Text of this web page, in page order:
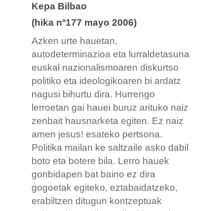
Kepa Bilbao
(hika nº177 mayo 2006)
Azken urte hauetan,
autodeterminazioa eta lurraldetasuna
euskal nazionalismoaren diskurtso
politiko eta ideologikoaren bi ardatz
nagusi bihurtu dira. Hurrengo
lerroetan gai hauei buruz arituko naiz
zenbait hausnarketa egiten. Ez naiz
amen jesus! esateko pertsona.
Politika mailan ke saltzaile asko dabil
boto eta botere bila. Lerro hauek
gonbidapen bat baino ez dira
gogoetak egiteko, eztabaidatzeko,
erabiltzen ditugun kontzeptuak